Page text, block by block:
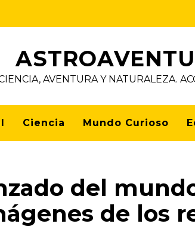
AVENTURA Y NATURALEZA.
Ciencia Mundo Curioso
del
de los